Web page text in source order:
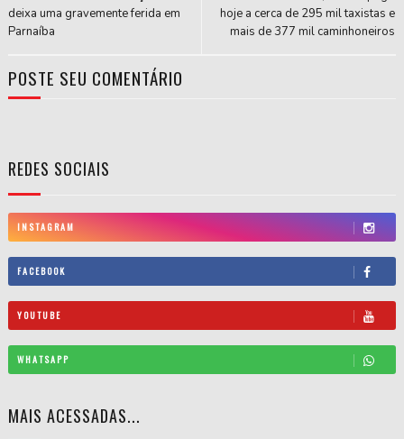
hoje a cerca de 295 mil taxistas e
mais de 377 mil caminhoneiros
deixa uma gravemente ferida em
Parnaíba
POSTE SEU COMENTÁRIO
REDES SOCIAIS
INSTAGRAM
FACEBOOK
YOUTUBE
WHATSAPP
MAIS ACESSADAS...